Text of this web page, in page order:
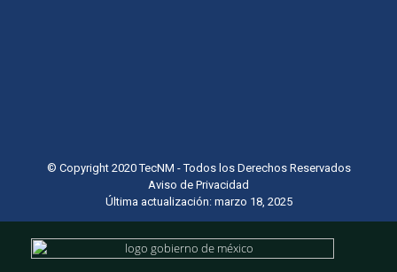
© Copyright 2020 TecNM - Todos los Derechos Reservados
Aviso de Privacidad
Última actualización: marzo 18, 2025